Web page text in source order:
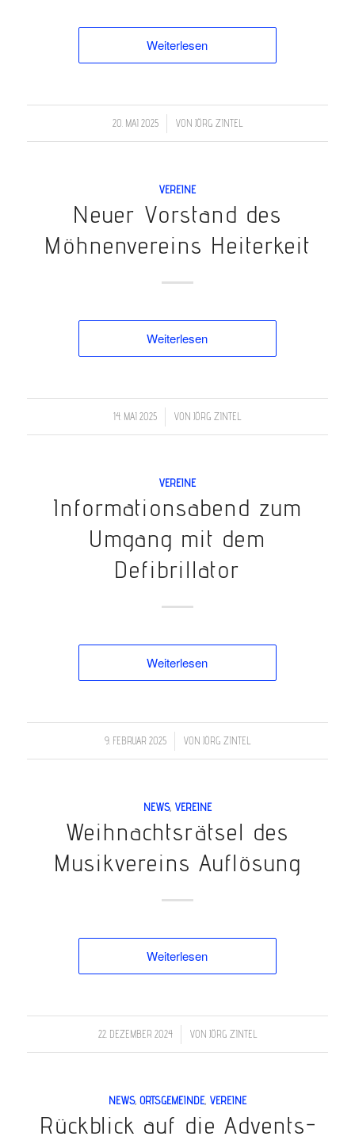
Weiterlesen
20. MAI 2025
/ VON JÖRG ZINTEL
VEREINE
Neuer Vorstand des
Möhnenvereins Heiterkeit
Weiterlesen
14. MAI 2025
/ VONJÖRG ZINTEL
VEREINE
Informationsabend zum
Umgang mit dem
Defibrillator
Weiterlesen
9. FEBRUAR 2025
/ VON JÖRG ZINTEL
NEWS, VEREINE
Weihnachtsrätsel des
Musikvereins Auflösung
Weiterlesen
22. DEZEMBER 2024
/ VON JÖRG ZINTEL
NEWS, ORTSGEMEINDE, VEREINE
Rück­­blick auf die Ad­vents­­